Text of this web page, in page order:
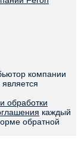
компании
обработки
каждый
обратной